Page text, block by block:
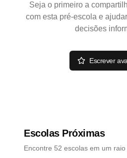
Seja o primeiro a
com esta pré-escola e
decisões
Escrever
Escolas Próximas
Encontre 52 escolas em um